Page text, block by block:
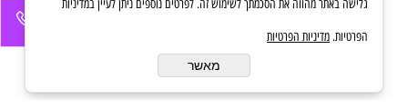
גלישה באתר מהווה את הסכמתך לשימוש זה. לפרטים נוספים ניתן לעיין במדיניות
הפרטיות. מדיניות הפרטיות
מאשר